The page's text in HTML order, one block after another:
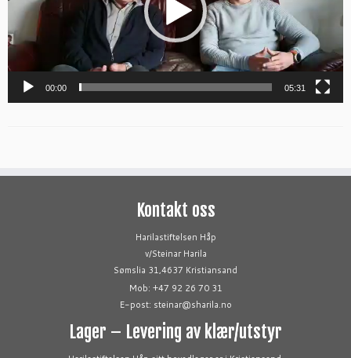
00:00 05:31
Kontakt oss
Harilastiftelsen Håp
v/Steinar Harila
Sømslia 31,4637 Kristiansand
Mob: +47 92 26 70 31
E-post: steinar@sharila.no
Lager – Levering av klær/utstyr